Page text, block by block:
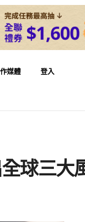
媒體 登入
球三大